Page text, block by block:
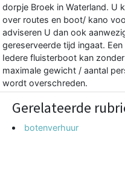
dorpje Broek in Waterland. U
over routes en boot/ kano
adviseren U dan ook
gereserveerde tijd ingaat.
Iedere fluisterboot kan
maximale gewicht / aantal
wordt overschreden.
Gerelateerde
botenverhuur